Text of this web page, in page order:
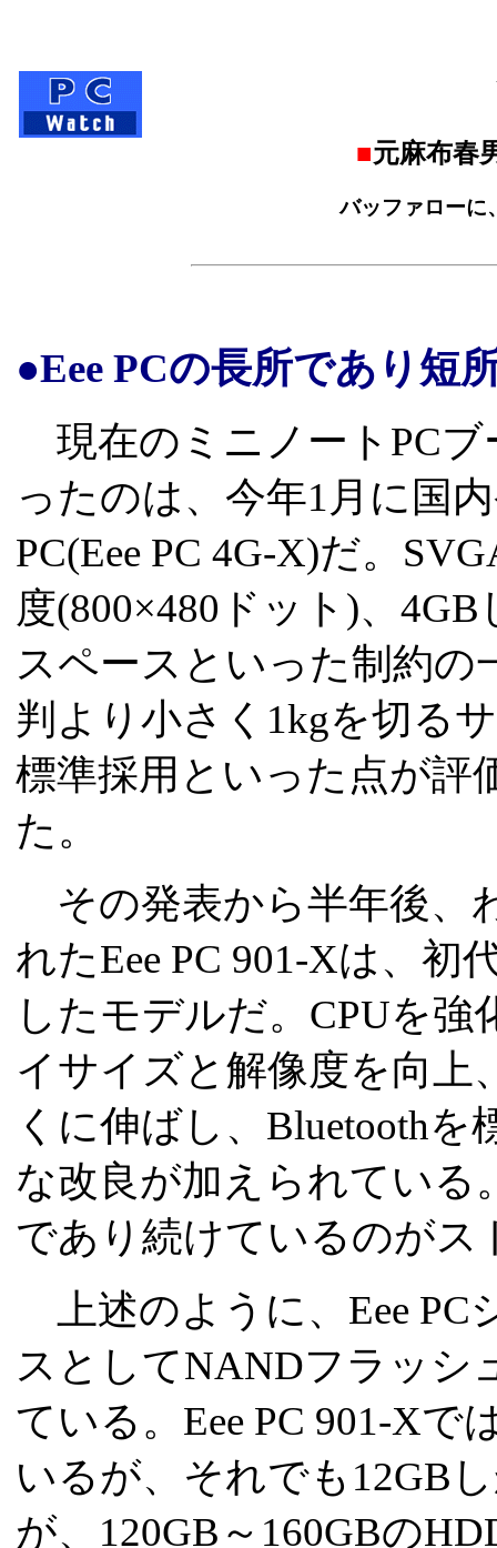
■元麻布春
バッファローに
●Eee PCの長所であり短
現在のミニノートPC
ったのは、今年1月に国
PC(Eee PC 4G-X)だ。
度(800×480ドット)、
スペースといった制約の
判より小さく1kgを切る
標準採用といった点が評
た。
その発表から半年後、
れたEee PC 901-Xは、
したモデルだ。CPUを
イサイズと解像度を向上
くに伸ばし、Bluetooth
な改良が加えられている
であり続けているのが
上述のように、Eee PC
スとしてNANDフラッシ
ている。Eee PC 901-X
いるが、それでも12GB
が、120GB～160GBの